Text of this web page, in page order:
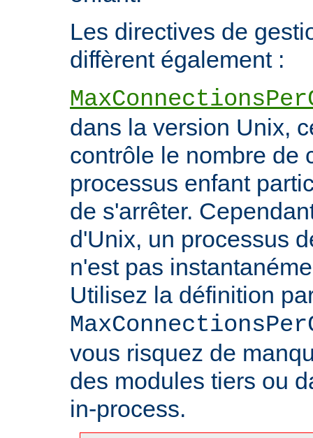
Les directives de
diffèrent également :
dans la version Unix,
contrôle le nombre de
processus enfant
de s'arrêter.
d'Unix, un processus
n'est pas
Utilisez la définition
vous risquez de
des modules tiers ou
in-process.